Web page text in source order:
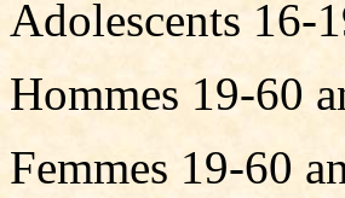
Adolescents 16-
Hommes 19-60
Femmes 19-60